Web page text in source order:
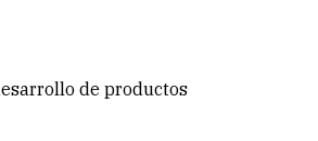
de productos